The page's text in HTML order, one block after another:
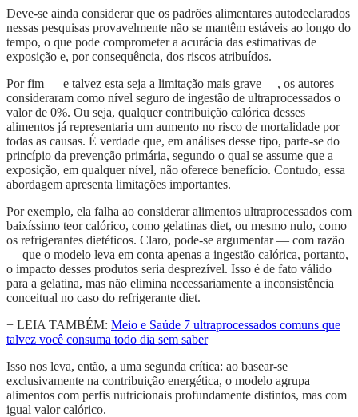
Deve-se ainda considerar que os padrões alimentares autodeclarados
nessas pesquisas provavelmente não se mantêm estáveis ao longo do
tempo, o que pode comprometer a acurácia das estimativas de
exposição e, por consequência, dos riscos atribuídos.
Por fim — e talvez esta seja a limitação mais grave —, os autores
consideraram como nível seguro de ingestão de ultraprocessados o
valor de 0%. Ou seja, qualquer contribuição calórica desses
alimentos já representaria um aumento no risco de mortalidade por
todas as causas. É verdade que, em análises desse tipo, parte-se do
princípio da prevenção primária, segundo o qual se assume que a
exposição, em qualquer nível, não oferece benefício. Contudo, essa
abordagem apresenta limitações importantes.
Por exemplo, ela falha ao considerar alimentos ultraprocessados com
baixíssimo teor calórico, como gelatinas diet, ou mesmo nulo, como
os refrigerantes dietéticos. Claro, pode-se argumentar — com razão
— que o modelo leva em conta apenas a ingestão calórica, portanto,
o impacto desses produtos seria desprezível. Isso é de fato válido
para a gelatina, mas não elimina necessariamente a inconsistência
conceitual no caso do refrigerante diet.
+ LEIA TAMBÉM: Meio e Saúde 7 ultraprocessados comuns que
talvez você consuma todo dia sem saber
Isso nos leva, então, a uma segunda crítica: ao basear-se
exclusivamente na contribuição energética, o modelo agrupa
alimentos com perfis nutricionais profundamente distintos, mas com
igual valor calórico.